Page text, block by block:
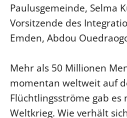
Paulusgemeinde, Selma
Vorsitzende des
Emden, Abdou
Mehr als 50 Millionen
momentan weltweit auf
Flüchtlingsströme gab es
Weltkrieg. Wie verhält